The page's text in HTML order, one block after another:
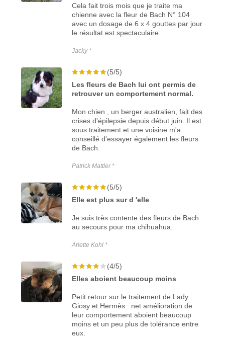
Cela fait trois mois que je traite ma
chienne avec la fleur de Bach N° 104
avec un dosage de 6 x 4 gouttes par jour
le résultat est spectaculaire.
Jacky *
(5/5)
Les fleurs de Bach lui ont permis de
retrouver un comportement normal.
Mon chien , un berger australien, fait des
crises d'épilepsie depuis début juin. Il est
sous traitement et une voisine m'a
conseillé d'essayer également les fleurs
de Bach.
Patrick Mattler *
(5/5)
Elle est plus sur d 'elle
Je suis très contente des fleurs de Bach
au secours pour ma chihuahua.
Arlette Kohl *
(4/5)
Elles aboient beaucoup moins
Petit retour sur le traitement de Lady
Giosy et Hermès : net amélioration de
leur comportement aboient beaucoup
moins et un peu plus de tolérance entre
eux.